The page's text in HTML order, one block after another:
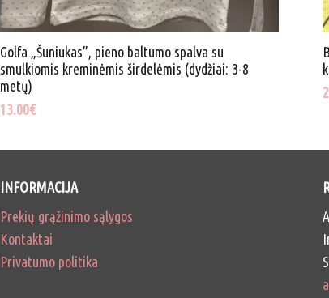
Golfa „Šuniukas”, pieno baltumo spalva su
smulkiomis kreminėmis širdelėmis (dydžiai: 3-8
metų)
13.00€
INFORMACIJA
Prekių grąžinimo sąlygos
Kontaktai
Privatumo politika